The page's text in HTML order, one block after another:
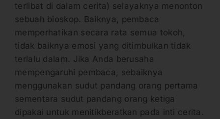
terlibat di dalam cerita) selayaknya menonton
sebuah bioskop. Baiknya, pembaca
memperhatikan secara rata semua tokoh,
tidak baiknya emosi yang ditimbulkan tidak
terlalu dalam. Jika Anda berusaha
mempengaruhi pembaca, sebaiknya
menggunakan sudut pandang orang pertama
sementara sudut pandang orang ketiga
dipakai untuk menitikberatkan pada inti cerita.